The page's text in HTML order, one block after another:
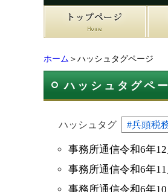
ホーム ＞ハッシュタグページ
ハッシュタグペ
ハッシュタグ #兵頭税
事務所通信令和6年
事務所通信令和6年
事務所通信令和6年